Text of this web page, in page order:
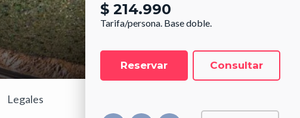
Legales
$ 214.990
Tarifa/persona. Base doble.
Reservar Consultar